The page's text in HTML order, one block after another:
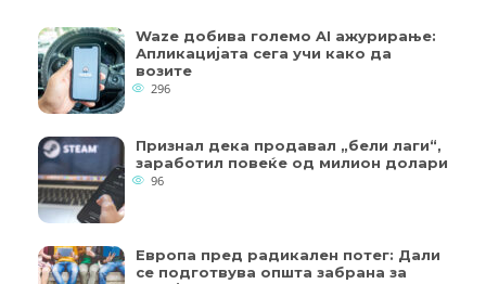
Waze добива големо AI ажурирање:
Апликацијата сега учи како да
возите
296
Признал дека продавал „бели лаги“,
заработил повеќе од милион долари
96
Европа пред радикален потег: Дали
се подготвува општа забрана за